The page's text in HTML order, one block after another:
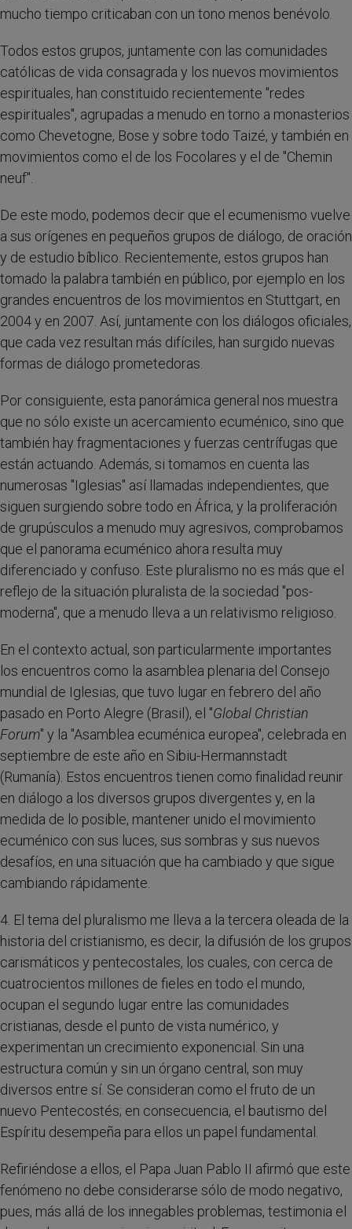
mucho tiempo criticaban con un tono menos benévolo.
Todos estos grupos, juntamente con las comunidades
católicas de vida consagrada y los nuevos movimientos
espirituales, han constituido recientemente "redes
espirituales", agrupadas a menudo en torno a monasterios
como Chevetogne, Bose y sobre todo Taizé, y también en
movimientos como el de los Focolares y el de "Chemin
neuf".
De este modo, podemos decir que el ecumenismo vuelve
a sus orígenes en pequeños grupos de diálogo, de oración
y de estudio bíblico. Recientemente, estos grupos han
tomado la palabra también en público, por ejemplo en los
grandes encuentros de los movimientos en Stuttgart, en
2004 y en 2007. Así, juntamente con los diálogos oficiales,
que cada vez resultan más difíciles, han surgido nuevas
formas de diálogo prometedoras.
Por consiguiente, esta panorámica general nos muestra
que no sólo existe un acercamiento ecuménico, sino que
también hay fragmentaciones y fuerzas centrífugas que
están actuando. Además, si tomamos en cuenta las
numerosas "Iglesias" así llamadas independientes, que
siguen surgiendo sobre todo en África, y la proliferación
de grupúsculos a menudo muy agresivos, comprobamos
que el panorama ecuménico ahora resulta muy
diferenciado y confuso. Este pluralismo no es más que el
reflejo de la situación pluralista de la sociedad "pos-
moderna", que a menudo lleva a un relativismo religioso.
En el contexto actual, son particularmente importantes
los encuentros como la asamblea plenaria del Consejo
mundial de Iglesias, que tuvo lugar en febrero del año
pasado en Porto Alegre (Brasil), el "Global Christian
Forum" y la "Asamblea ecuménica europea", celebrada en
septiembre de este año en Sibiu-Hermannstadt
(Rumanía). Estos encuentros tienen como finalidad reunir
en diálogo a los diversos grupos divergentes y, en la
medida de lo posible, mantener unido el movimiento
ecuménico con sus luces, sus sombras y sus nuevos
desafíos, en una situación que ha cambiado y que sigue
cambiando rápidamente.
4. El tema del pluralismo me lleva a la tercera oleada de la
historia del cristianismo, es decir, la difusión de los grupos
carismáticos y pentecostales, los cuales, con cerca de
cuatrocientos millones de fieles en todo el mundo,
ocupan el segundo lugar entre las comunidades
cristianas, desde el punto de vista numérico, y
experimentan un crecimiento exponencial. Sin una
estructura común y sin un órgano central, son muy
diversos entre sí. Se consideran como el fruto de un
nuevo Pentecostés; en consecuencia, el bautismo del
Espíritu desempeña para ellos un papel fundamental.
Refiriéndose a ellos, el Papa Juan Pablo II afirmó que este
fenómeno no debe considerarse sólo de modo negativo,
pues, más allá de los innegables problemas, testimonia el